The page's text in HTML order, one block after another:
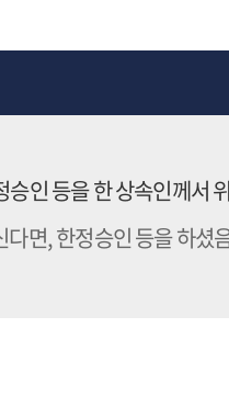
승인 등을 한 상속인께서
면, 한정승인 등을 하셨